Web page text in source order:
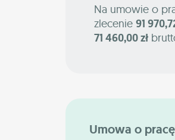
Na umowie o
zlecenie 91
71 460,00 zł
Umowa o pracę